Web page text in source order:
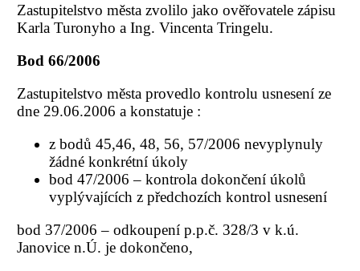
Zastupitelstvo města zvolilo jako ověřovatele zápisu
Karla Turonyho a Ing. Vincenta Tringelu.
Bod 66/2006
Zastupitelstvo města provedlo kontrolu usnesení ze
dne 29.06.2006 a konstatuje :
z bodů 45,46, 48, 56, 57/2006 nevyplynuly
žádné konkrétní úkoly
bod 47/2006 – kontrola dokončení úkolů
vyplývajících z předchozích kontrol usnesení
bod 37/2006 – odkoupení p.p.č. 328/3 v k.ú.
Janovice n.Ú. je dokončeno,